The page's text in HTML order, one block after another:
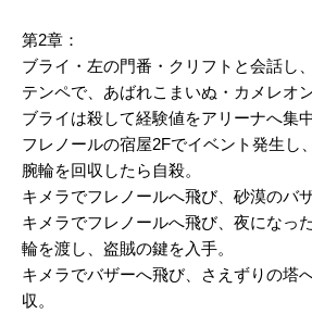
第2章：
ブライ・左の門番・クリフトと会話し
テンペで、あばれこまいぬ・カメレオ
ブライは殺して経験値をアリーナへ集中
フレノールの宿屋2Fでイベント発生し
腕輪を回収したら自殺。
キメラでフレノールへ飛び、砂漠のバ
キメラでフレノールへ飛び、夜になっ
輪を渡し、盗賊の鍵を入手。
キメラでバザーへ飛び、さえずりの塔
収。